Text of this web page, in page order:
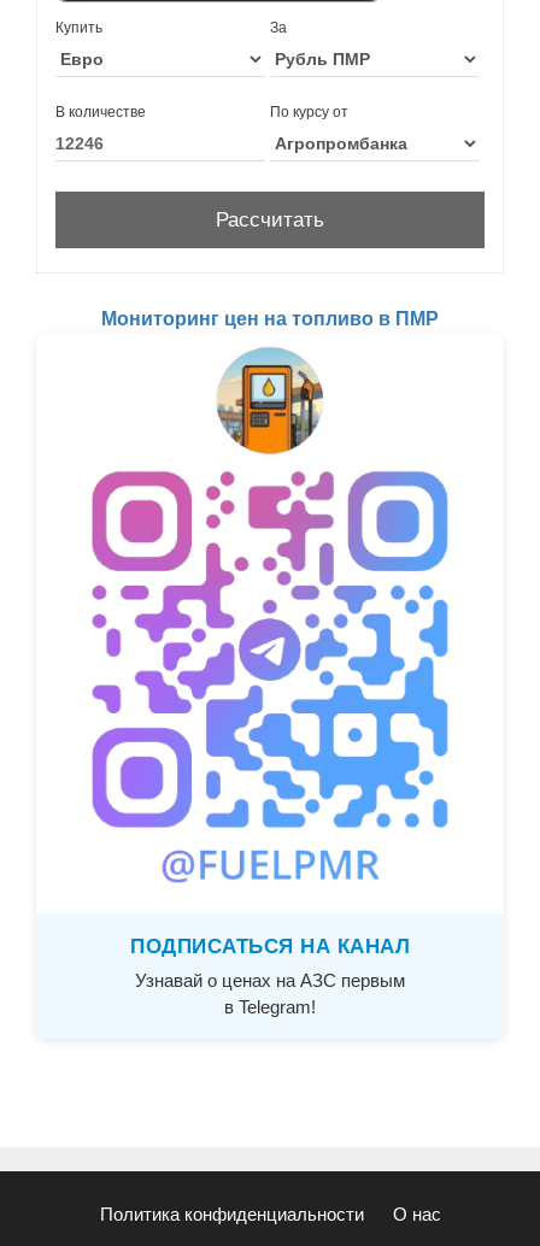
Купить За
В количестве По курсу от
Мониторинг цен на топливо в ПМР
ПОДПИСАТЬСЯ НА КАНАЛ
Узнавай о ценах на АЗС первым
в Telegram!
Политика конфиденциальности О нас